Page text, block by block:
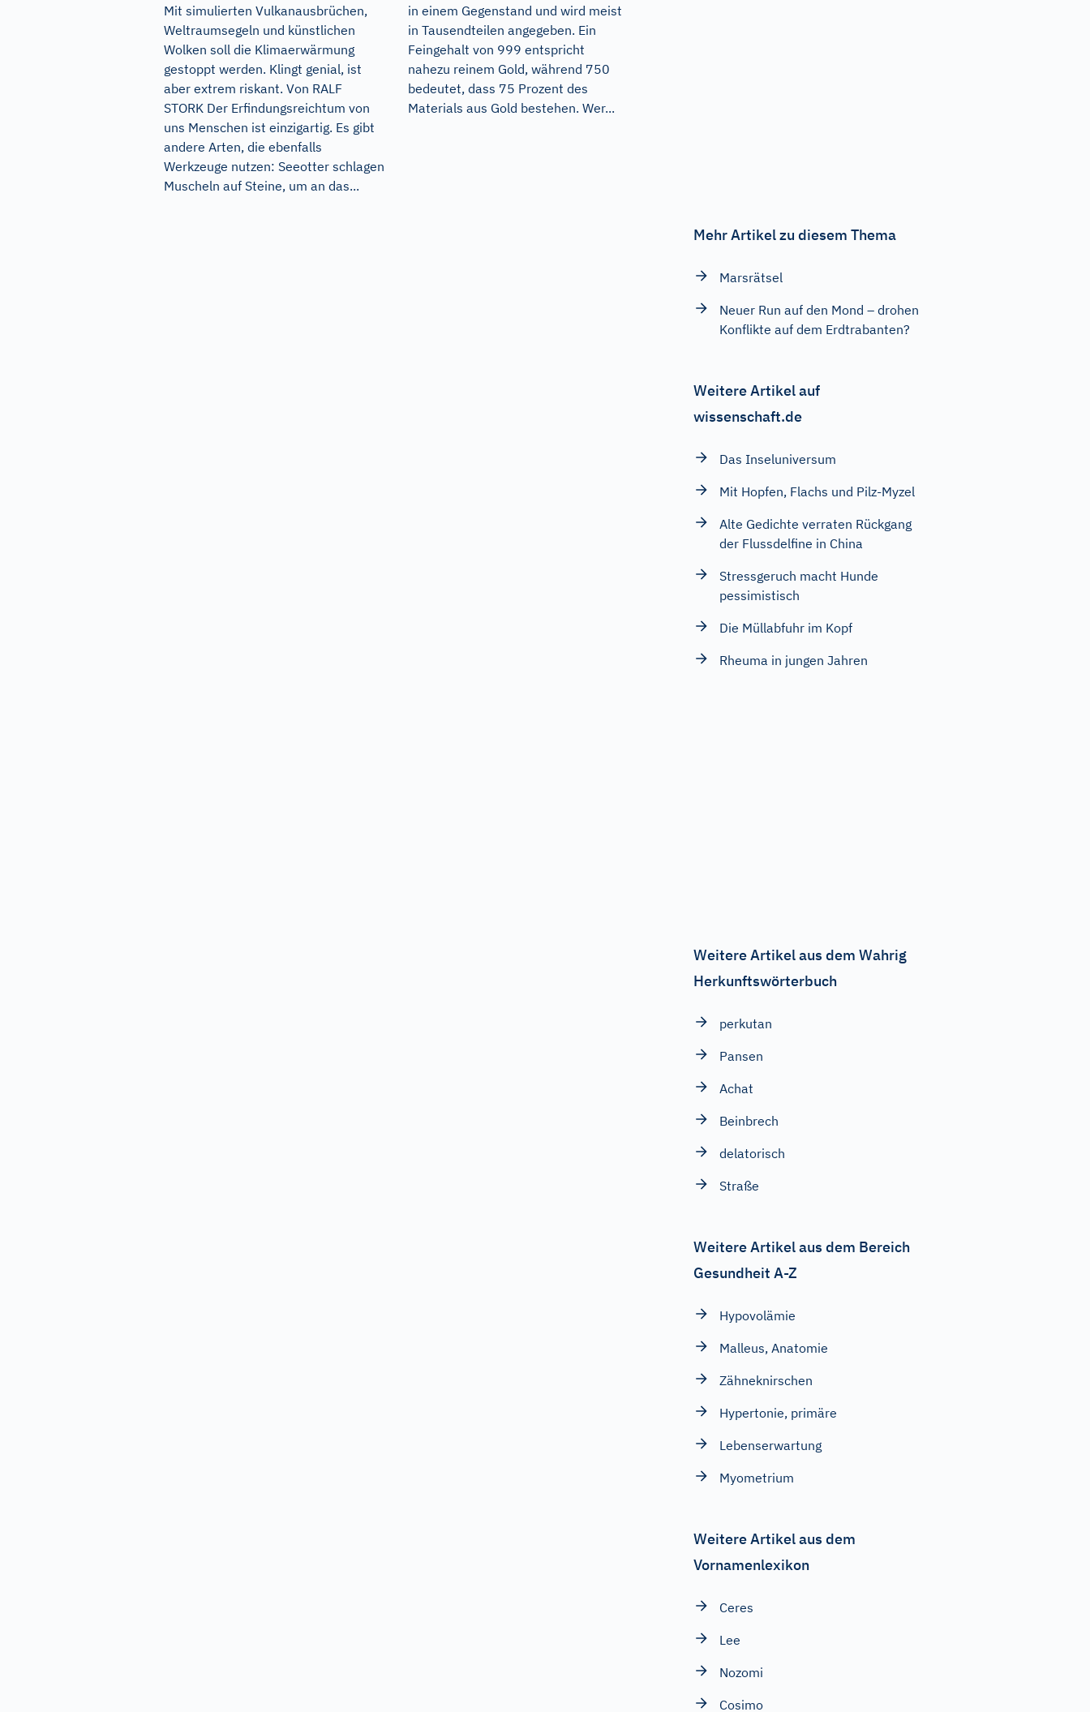
Mit simulierten Vulkanausbrüchen,
Weltraumsegeln und künstlichen
Wolken soll die Klimaerwärmung
gestoppt werden. Klingt genial, ist
aber extrem riskant. Von RALF
STORK Der Erfindungsreichtum von
uns Menschen ist einzigartig. Es gibt
andere Arten, die ebenfalls
Werkzeuge nutzen: Seeotter schlagen
Muscheln auf Steine, um an das...
in einem Gegenstand und wird meist
in Tausendteilen angegeben. Ein
Feingehalt von 999 entspricht
nahezu reinem Gold, während 750
bedeutet, dass 75 Prozent des
Materials aus Gold bestehen. Wer...
Mehr Artikel zu diesem Thema
Marsrätsel
Neuer Run auf den Mond – drohen
Konflikte auf dem Erdtrabanten?
Weitere Artikel auf
wissenschaft.de
Das Inseluniversum
Mit Hopfen, Flachs und Pilz-Myzel
Alte Gedichte verraten Rückgang
der Flussdelfine in China
Stressgeruch macht Hunde
pessimistisch
Die Müllabfuhr im Kopf
Rheuma in jungen Jahren
Weitere Artikel aus dem Wahrig
Herkunftswörterbuch
perkutan
Pansen
Achat
Beinbrech
delatorisch
Straße
Weitere Artikel aus dem Bereich
Gesundheit A-Z
Hypovolämie
Malleus, Anatomie
Zähneknirschen
Hypertonie, primäre
Lebenserwartung
Myometrium
Weitere Artikel aus dem
Vornamenlexikon
Ceres
Lee
Nozomi
Cosimo